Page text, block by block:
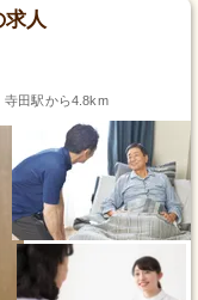
求人
寺田駅から4.8km